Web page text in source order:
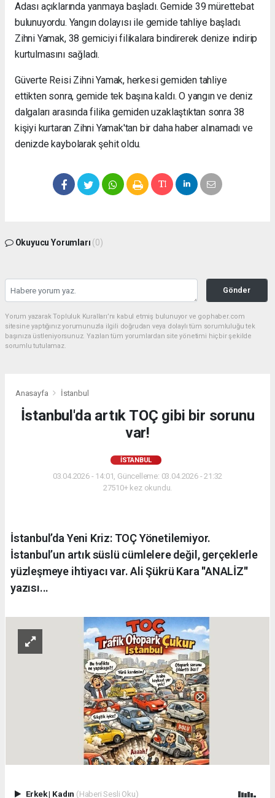
Adası açıklarında yanmaya başladı. Gemide 39 mürettebat
bulunuyordu. Yangın dolayısı ile gemide tahliye başladı.
Zihni Yamak, 38 gemiciyi filikalara bindirerek denize indirip
kurtulmasını sağladı.
Güverte Reisi Zihni Yamak, herkesi gemiden tahliye
ettikten sonra, gemide tek başına kaldı. O yangın ve deniz
dalgaları arasında filika gemiden uzaklaştıktan sonra 38
kişiyi kurtaran Zihni Yamak'tan bir daha haber alınamadı ve
denizde kaybolarak şehit oldu.
Okuyucu Yorumları (0)
Gönder
Yorum yazarak Topluluk Kuralları’nı kabul etmiş bulunuyor ve gophaber.com
sitesine yaptığınız yorumunuzla ilgili doğrudan veya dolaylı tüm sorumluluğu tek
başınıza üstleniyorsunuz. Yazılan tüm yorumlardan site yönetimi hiçbir şekilde
sorumlu tutulamaz.
Anasayfa İstanbul
İstanbul'da artık TOÇ gibi bir sorunu
var!
İSTANBUL
03.04.2026 - 14:01, Güncelleme: 03.04.2026 - 21:32
27510+ kez okundu.
İstanbul’da Yeni Kriz: TOÇ Yönetilemiyor.
İstanbul’un artık süslü cümlelere değil, gerçeklerle
yüzleşmeye ihtiyacı var. Ali Şükrü Kara ''ANALİZ''
yazısı...
Erkek| Kadın (Haberi Sesli Oku)